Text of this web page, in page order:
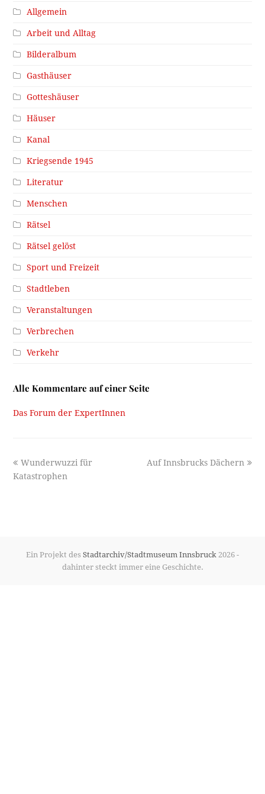
Allgemein
Arbeit und Alltag
Bilderalbum
Gasthäuser
Gotteshäuser
Häuser
Kanal
Kriegsende 1945
Literatur
Menschen
Rätsel
Rätsel gelöst
Sport und Freizeit
Stadtleben
Veranstaltungen
Verbrechen
Verkehr
Alle Kommentare auf einer Seite
Das Forum der ExpertInnen
previous
post:
Wunderwuzzi für
Katastrophen
next
Auf Innsbrucks Dächern
Ein Projekt des Stadtarchiv/Stadtmuseum Innsbruck 2026 -
dahinter steckt immer eine Geschichte.